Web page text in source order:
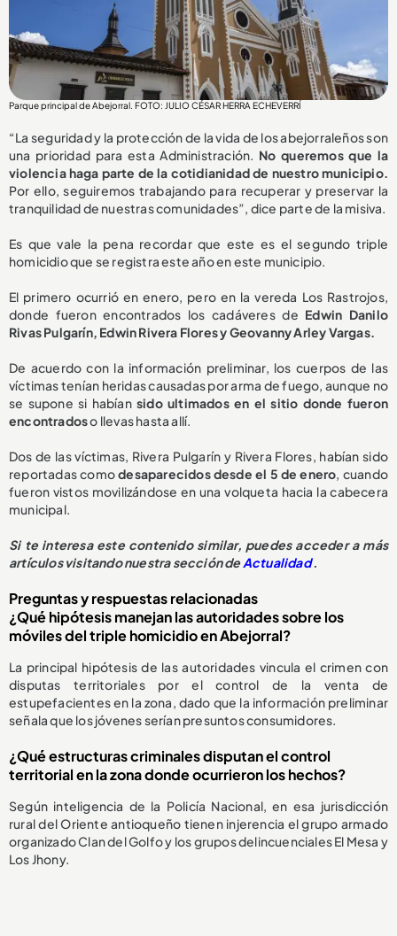
Parque principal de Abejorral. FOTO: JULIO CÉSAR HERRA ECHEVERRÍ
“La seguridad y la protección de la vida de los abejorraleños son
una prioridad para esta Administración. No queremos que la
violencia haga parte de la cotidianidad de nuestro municipio.
Por ello, seguiremos trabajando para recuperar y preservar la
tranquilidad de nuestras comunidades”, dice parte de la misiva.
Es que vale la pena recordar que este es el segundo triple
homicidio que se registra este año en este municipio.
El primero ocurrió en enero, pero en la vereda Los Rastrojos,
donde fueron encontrados los cadáveres de Edwin Danilo
Rivas Pulgarín, Edwin Rivera Flores y Geovanny Arley Vargas.
De acuerdo con la información preliminar, los cuerpos de las
víctimas tenían heridas causadas por arma de fuego, aunque no
se supone si habíansido ultimados en el sitio donde fueron
encontradoso llevas hasta allí.
Dos de las víctimas, Rivera Pulgarín y Rivera Flores, habían sido
reportadas comodesaparecidos desde el 5 de enero, cuando
fueron vistos movilizándose en una volqueta hacia la cabecera
municipal.
Si te interesa este contenido similar, puedes acceder a más
artículos visitando nuestra sección deActualidad.
Preguntas y respuestas relacionadas
¿Qué hipótesis manejan las autoridades sobre los
móviles del triple homicidio en Abejorral?
La principal hipótesis de las autoridades vincula el crimen con
disputas territoriales por el control de la venta de
estupefacientes en la zona, dado que la información preliminar
señala que los jóvenes serían presuntos consumidores.
¿Qué estructuras criminales disputan el control
territorial en la zona donde ocurrieron los hechos?
Según inteligencia de la Policía Nacional, en esa jurisdicción
rural del Oriente antioqueño tienen injerencia el grupo armado
organizado Clan del Golfo y los grupos delincuenciales El Mesa y
Los Jhony.